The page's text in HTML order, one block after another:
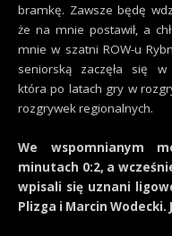
bramkę. Zawsze będę
że na mnie postawił, a
mnie w szatni ROW-u
seniorską zaczęła się
która po latach gry w
rozgrywek regionalnych.
We wspomnianym
minutach 0:2, a
wpisali się uznani
Plizga i Marcin Wodecki.